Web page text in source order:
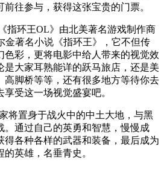
往参与，获得这张宝贵的门票。
指环王OL》由北美著名游戏制作商
金著名小说《指环王》，它不但传
色彩，更将电影中给人带来的视觉效
是大家耳熟能详的跃马旅店，还是美
高脚桥等等，还有很多地方等待你去
受这一场视觉盛宴吧。
将置身于战火中的中土大地，与黑
。通过自己的英勇和智慧，慢慢成
得各种各样的武器和装备，最后成为
英雄，名垂青史。